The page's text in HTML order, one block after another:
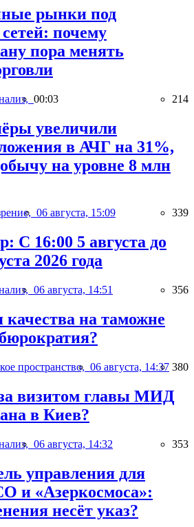
рынки под
почему
пора менять
00:03 214
увеличили
в АЧГ на 31%,
на уровне 8 млн
06 августа, 15:09 339
С 16:00 5 августа до
2026 года
06 августа, 14:51 356
на таможне
пространство, 06 августа, 14:37 380
визитом главы МИД
в Киев?
06 августа, 14:32 353
управления для
и «Азеркосмоса»:
несёт указ?